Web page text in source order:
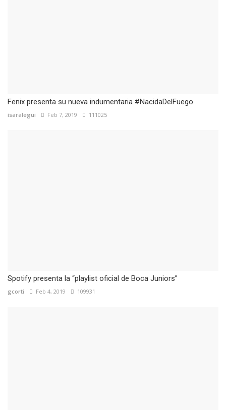
Fenix presenta su nueva indumentaria #NacidaDelFuego
isaralegui Feb 7, 2019 111025
Spotify presenta la “playlist oficial de Boca Juniors”
gcorti Feb 4, 2019 109931